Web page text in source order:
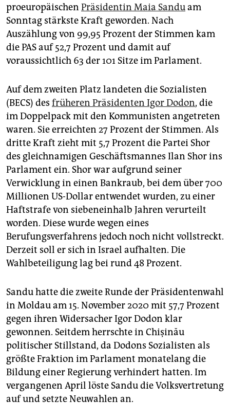
epaper login
proeuropäischen Präsidentin Maia Sanduam
Sonntag stärkste Kraft geworden. Nach
Auszählung von 99,95 Prozent der Stimmen kam
die PAS auf 52,7 Prozent und damit auf
voraussichtlich 63 der 101 Sitze im Parlament.
Auf dem zweiten Platz landeten die Sozialisten
(BECS) des früheren Präsidenten Igor Dodon, die
im Doppelpack mit den Kommunisten angetreten
waren. Sie erreichten 27 Prozent der Stimmen. Als
dritte Kraft zieht mit 5,7 Prozent die Partei Shor
des gleichnamigen Geschäftsmannes Ilan Shor ins
Parlament ein. Shor war aufgrund seiner
Verwicklung in einen Bankraub, bei dem über 700
Millionen US-Dollar entwendet wurden, zu einer
Haftstrafe von siebeneinhalb Jahren verurteilt
worden. Diese wurde wegen eines
Berufungsverfahrens jedoch noch nicht vollstreckt.
Derzeit soll er sich in Israel aufhalten. Die
Wahlbeteiligung lag bei rund 48 Prozent.
Sandu hatte die zweite Runde der Präsidentenwahl
in Moldau am 15. November 2020 mit 57,7 Prozent
gegen ihren Widersacher Igor Dodon klar
gewonnen. Seitdem herrschte in Chişinău
politischer Stillstand, da Dodons Sozia­listen als
größte Fraktion im Parlament monatelang die
Bildung einer Regierung verhindert hatten. Im
vergangenen April löste Sandu die Volksvertretung
auf und setzte Neuwahlen an.